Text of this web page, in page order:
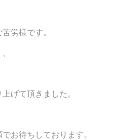
労様です。
上げて頂きました。
お待ちしております。